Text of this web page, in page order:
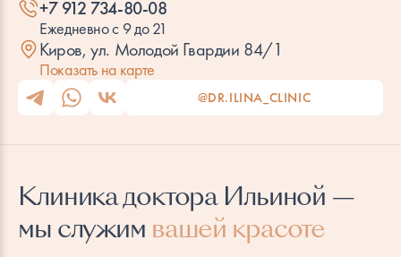
+7 912 734-80-08
Ежедневно с 9 до 21
Киров, ул. Молодой Гвардии 84/1
Показать на карте
@DR.ILINA_CLINIC
Клиника доктора Ильиной —
мы служим вашей красоте